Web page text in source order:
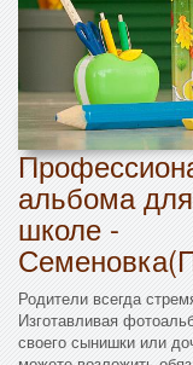
альбома
школе -
Родители всегда
Изготавливая
своего сынишки или